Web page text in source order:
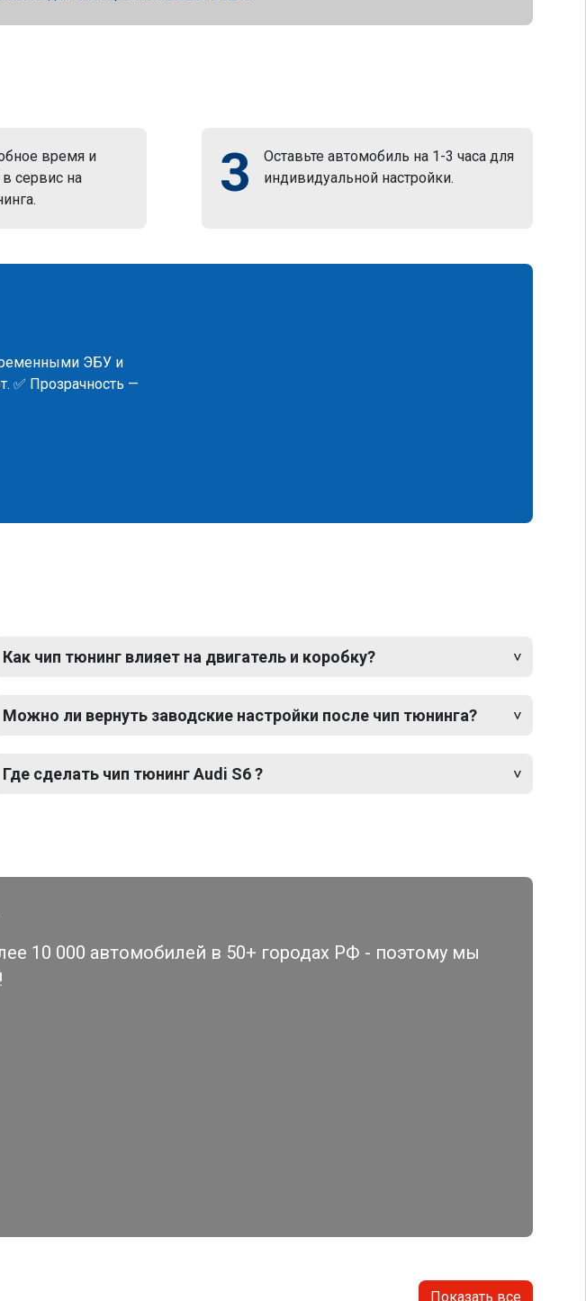
время и
сервис на
3
Оставьте автомобиль на 1-3 часа для
индивидуальной настройки.
ЭБУ и
✅ Прозрачность —
Как чип тюнинг влияет на двигатель и коробку?
Можно ли вернуть заводские настройки после чип тюнинга?
Где сделать чип тюнинг Audi S6 ?
10 000 автомобилей в 50+ городах РФ - поэтому мы
Показать все